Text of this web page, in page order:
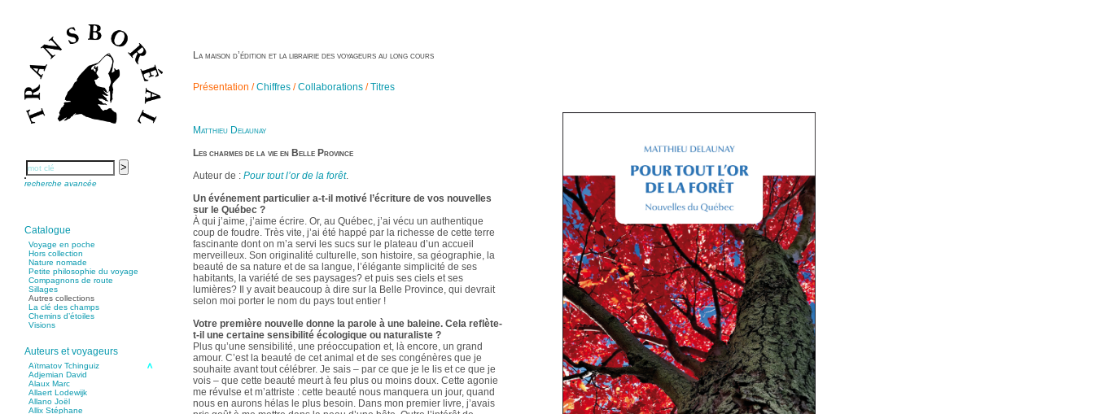
recherche avancée
Catalogue
Voyage en poche
Hors collection
Nature nomade
Petite philosophie du voyage
Compagnons de route
Sillages
Autres collections
La clé des champs
Chemins d’étoiles
Visions
Auteurs et voyageurs
Aïtmatov Tchinguiz
Adjemian David
Alaux Marc
Allaert Lodewijk
Allano Joël
Allix Stéphane
La maison d’édition et la librairie des voyageurs au long cours
Présentation /Chiffres /Collaborations /Titres
Matthieu Delaunay
Les charmes de la vie en Belle Province
Auteur de : Pour tout l’or de la forêt.
Un événement particulier a-t-il motivé l’écriture de vos nouvelles
sur le Québec ?
À qui j’aime, j’aime écrire. Or, au Québec, j’ai vécu un authentique
coup de foudre. Très vite, j’ai été happé par la richesse de cette terre
fascinante dont on m’a servi les sucs sur le plateau d’un accueil
merveilleux. Son originalité culturelle, son histoire, sa géographie, la
beauté de sa nature et de sa langue, l’élégante simplicité de ses
habitants, la variété de ses paysages? et puis ses ciels et ses
lumières? Il y avait beaucoup à dire sur la Belle Province, qui devrait
selon moi porter le nom du pays tout entier !
Votre première nouvelle donne la parole à une baleine. Cela reflète-
t-il une certaine sensibilité écologique ou naturaliste ?
Plus qu’une sensibilité, une préoccupation et, là encore, un grand
amour. C’est la beauté de cet animal et de ses congénères que je
souhaite avant tout célébrer. Je sais – par ce que je le lis et ce que je
vois – que cette beauté meurt à feu plus ou moins doux. Cette agonie
me révulse et m’attriste : cette beauté nous manquera un jour, quand
nous en aurons hélas le plus besoin. Dans mon premier livre, j’avais